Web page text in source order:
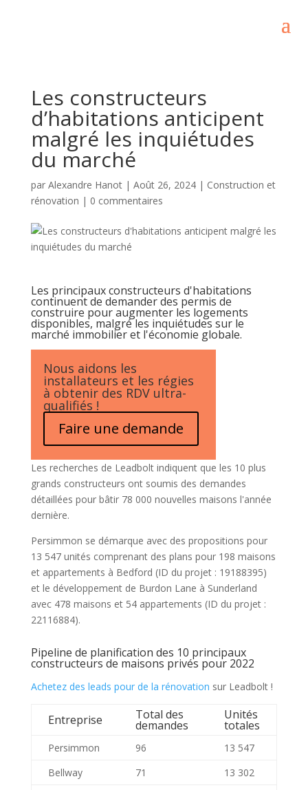
Les constructeurs
d’habitations anticipent
malgré les inquiétudes
du marché
par Alexandre Hanot| Août 26, 2024| Construction et
rénovation | 0 commentaires
Les principaux constructeurs d'habitations
continuent de demander des permis de
construire pour augmenter les logements
disponibles, malgré les inquiétudes sur le
marché immobilier et l'économie globale.
Nous aidons les
installateurs et les régies
à obtenir des RDV ultra-
qualifiés !
Faire une demande
Les recherches de Leadbolt indiquent que les 10 plus
grands constructeurs ont soumis des demandes
détaillées pour bâtir 78 000 nouvelles maisons l'année
dernière.
Persimmon se démarque avec des propositions pour
13 547 unités comprenant des plans pour 198 maisons
et appartements à Bedford (ID du projet : 19188395)
et le développement de Burdon Lane à Sunderland
avec 478 maisons et 54 appartements (ID du projet :
22116884).
Pipeline de planification des 10 principaux
constructeurs de maisons privés pour 2022
Achetez des leads pour de la rénovation sur Leadbolt !
Entreprise Total des
demandes
Unités
totales
Persimmon 96
13 547
Bellway
71
13 302